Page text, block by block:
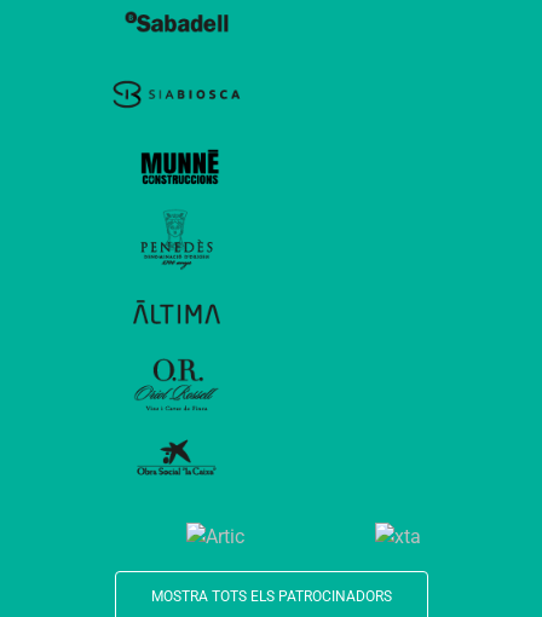
MOSTRA TOTS ELS PATROCINADORS